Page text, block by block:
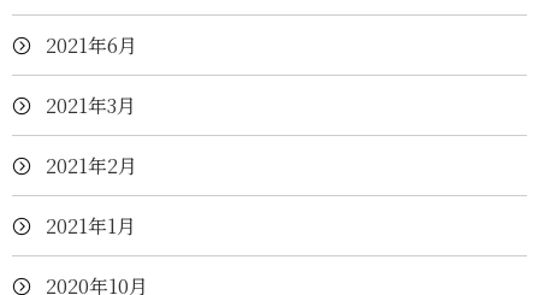
2021年6月
2021年3月
2021年2月
2021年1月
2020年10月